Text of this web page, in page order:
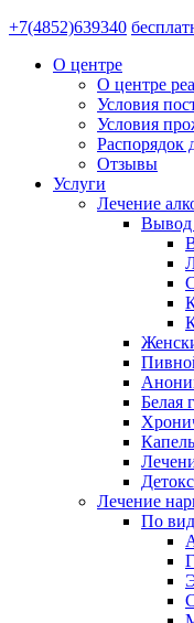
+7(4852)639340
О центре
О центре
Условия
Условия
Распорядок
Отзывы
Услуги
Лечение
Вывод
Белая
Лечение
По